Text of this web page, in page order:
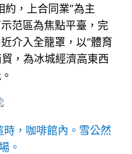
約，上合同業”為主
范區為焦點平臺，完
介入全籠罩，以“體育
，為冰城經濟高東西
，咖啡館內。雪公然
。